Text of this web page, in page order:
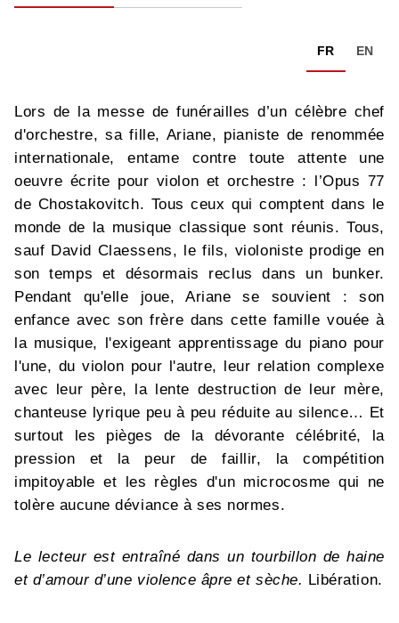
FR EN
Lors de la messe de funérailles d’un célèbre chef
d'orchestre, sa fille, Ariane, pianiste de renommée
internationale, entame contre toute attente une
oeuvre écrite pour violon et orchestre : l’Opus 77
de Chostakovitch. Tous ceux qui comptent dans le
monde de la musique classique sont réunis. Tous,
sauf David Claessens, le fils, violoniste prodige en
son temps et désormais reclus dans un bunker.
Pendant qu'elle joue, Ariane se souvient : son
enfance avec son frère dans cette famille vouée à
la musique, l'exigeant apprentissage du piano pour
l'une, du violon pour l'autre, leur relation complexe
avec leur père, la lente destruction de leur mère,
chanteuse lyrique peu à peu réduite au silence… Et
surtout les pièges de la dévorante célébrité, la
pression et la peur de faillir, la compétition
impitoyable et les règles d'un microcosme qui ne
tolère aucune déviance à ses normes.
Le lecteur est entraîné dans un tourbillon de haine
et d’amour d’une violence âpre et sèche. Libération.